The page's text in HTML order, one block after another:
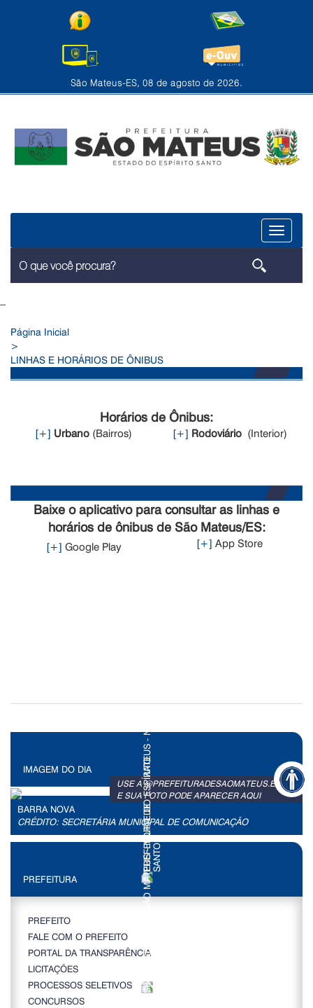
São Mateus-ES, 08 de agosto de 2026.
Menu
--
Página Inicial
>
LINHAS E HORÁRIOS DE ÔNIBUS
Horários de Ônibus:
[+] Urbano (Bairros) [+] Rodoviário (Interior)
Baixe o aplicativo para consultar as linhas e
horários de ônibus de São Mateus/ES:
[+] Google Play [+] App Store
IMAGEM DO DIA
+
USE A @PREFEITURADESAOMATEUS.ES
E SUA FOTO PODE APARECER AQUI
BARRA NOVA
CRÉDITO: SECRETÁRIA MUNICIPAL DE COMUNICAÇÃO
PREFEITURA
PREFEITO
FALE COM O PREFEITO
PORTAL DA TRANSPARÊNCIA
LICITAÇÕES
PROCESSOS SELETIVOS
CONCURSOS